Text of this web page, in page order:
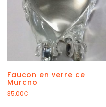
Faucon en verre de
Murano
35,00€